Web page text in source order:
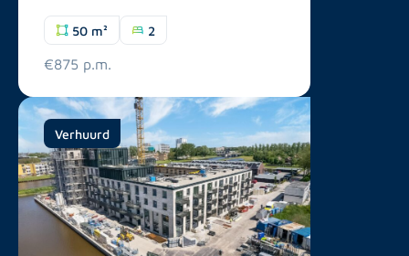
50 m² 2
€875 p.m.
Verhuurd